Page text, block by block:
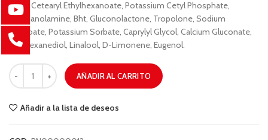
Ester, Cetearyl Ethylhexanoate, Potassium Cetyl Phosphate,
Triethanolamine, Bht, Gluconolactone, Tropolone, Sodium
Benzoate, Potassium Sorbate, Caprylyl Glycol, Calcium Gluconate,
1,2 –Hexanediol, Linalool, D-Limonene, Eugenol.
AÑADIR AL CARRITO
Añadir a la lista de deseos